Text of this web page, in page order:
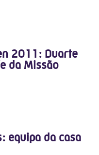
2011: Duarte
da Missão
equipa da casa